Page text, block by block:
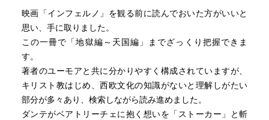
映画「インフェルノ」を観る前に読んでおいた方がいいと
思い、手に取りました。
この一冊で「地獄編～天国編」までざっくり把握できま
す。
著者のユーモアと共に分かりやすく構成されていますが、
キリスト教はじめ、西欧文化の知識がないと理解しがたい
部分が多々あり、検索しながら読み進めました。
ダンテがベアトリーチェに抱く想いを「ストーカー」と斬